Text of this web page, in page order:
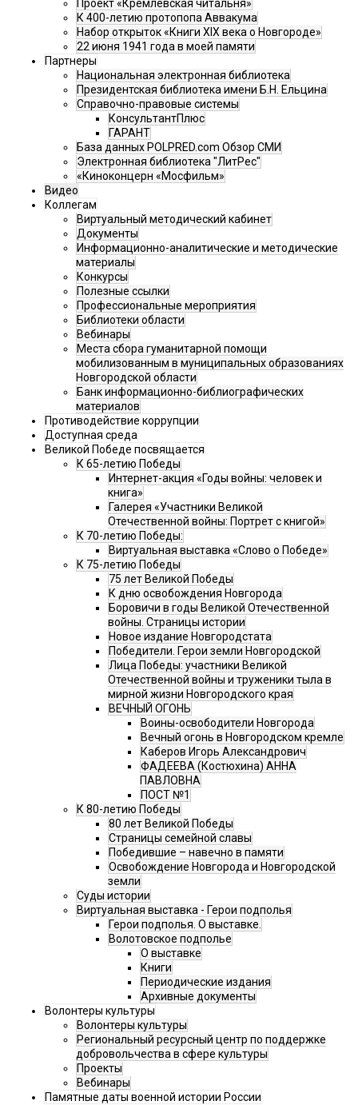
Проект «Кремлевская читальня»
К 400-летию протопопа Аввакума
Набор открыток «Книги XIX века о Новгороде»
22 июня 1941 года в моей памяти
Партнеры
Национальная электронная библиотека
Президентская библиотека имени Б.Н. Ельцина
Справочно-правовые системы
КонсультантПлюс
ГАРАНТ
База данных POLPRED.com Обзор СМИ
Электронная библиотека "ЛитРес"
«Киноконцерн «Мосфильм»
Видео
Коллегам
Виртуальный методический кабинет
Документы
Информационно-аналитические и методические
материалы
Конкурсы
Полезные ссылки
Профессиональные мероприятия
Библиотеки области
Вебинары
Места сбора гуманитарной помощи
мобилизованным в муниципальных образованиях
Новгородской области
Банк информационно-библиографических
материалов
Противодействие коррупции
Доступная среда
Великой Победе посвящается
К 65-летию Победы
Интернет-акция «Годы войны: человек и
книга»
Галерея «Участники Великой
Отечественной войны: Портрет с книгой»
К 70-летию Победы:
Виртуальная выставка «Слово о Победе»
К 75-летию Победы
75 лет Великой Победы
К дню освобождения Новгорода
Боровичи в годы Великой Отечественной
войны. Страницы истории
Новое издание Новгородстата
Победители. Герои земли Новгородской
Лица Победы: участники Великой
Отечественной войны и труженики тыла в
мирной жизни Новгородского края
ВЕЧНЫЙ ОГОНЬ
Воины-освободители Новгорода
Вечный огонь в Новгородском кремле
Каберов Игорь Александрович
ФАДЕЕВА (Костюхина) АННА
ПАВЛОВНА
ПОСТ №1
К 80-летию Победы
80 лет Великой Победы
Страницы семейной славы
Победившие – навечно в памяти
Освобождение Новгорода и Новгородской
земли
Суды истории
Виртуальная выставка - Герои подполья
Герои подполья. О выставке.
Волотовское подполье
О выставке
Книги
Периодические издания
Архивные документы
Волонтеры культуры
Волонтеры культуры
Региональный ресурсный центр по поддержке
добровольчества в сфере культуры
Проекты
Вебинары
Памятные даты военной истории России